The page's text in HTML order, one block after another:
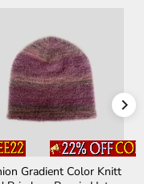
Gradient Color Knitt